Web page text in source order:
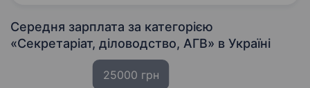
Середня зарплата за категорією
«Секретаріат, діловодство, АГВ» в Україні
25000 грн